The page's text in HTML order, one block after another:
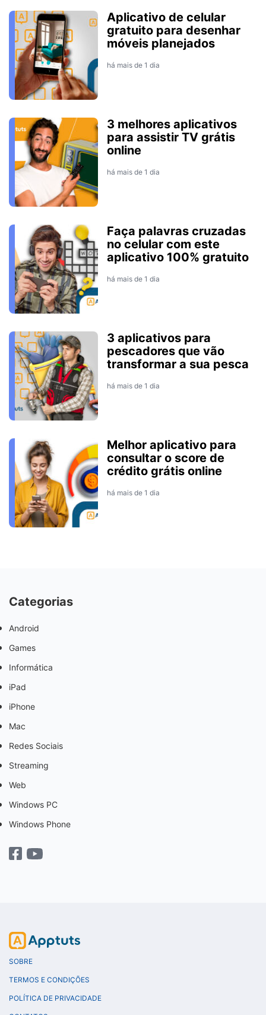
Aplicativo de celular
gratuito para desenhar
móveis planejados
há mais de 1 dia
3 melhores aplicativos
para assistir TV grátis
online
há mais de 1 dia
Faça palavras cruzadas
no celular com este
aplicativo 100% gratuito
há mais de 1 dia
3 aplicativos para
pescadores que vão
transformar a sua pesca
há mais de 1 dia
Melhor aplicativo para
consultar o score de
crédito grátis online
há mais de 1 dia
Categorias
Android
Games
Informática
iPad
iPhone
Mac
Redes Sociais
Streaming
Web
Windows PC
Windows Phone
SOBRE
TERMOS E CONDIÇÕES
POLÍTICA DE PRIVACIDADE